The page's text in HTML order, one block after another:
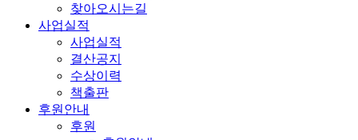
찾아오시는길
사업실적
사업실적
결산공지
수상이력
책출판
후원안내
후원